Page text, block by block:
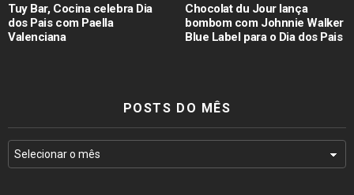
Tuy Bar, Cocina celebra Dia
dos Pais com Paella
Valenciana
Chocolat du Jour lança
bombom com Johnnie Walker
Blue Label para o Dia dos Pais
POSTS DO MÊS